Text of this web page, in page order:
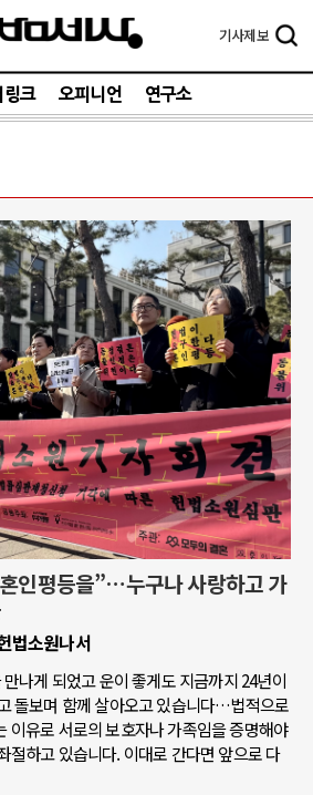
기사제보
링크 오피니언 연구소
인평등을”…누구나 사랑하고 가
법소원나서
나게 되었고 운이 좋게도 지금까지 24년이
돌보며 함께 살아오고 있습니다…법적으로
이유로 서로의 보호자나 가족임을 증명해야
절하고 있습니다. 이대로 간다면 앞으로 다